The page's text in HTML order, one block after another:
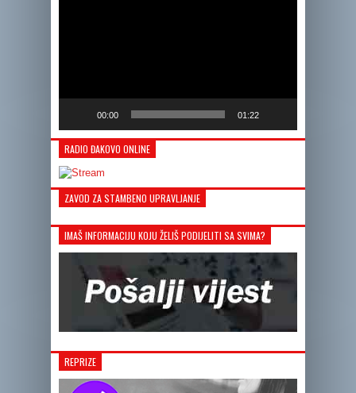
00:00 01:22
RADIO ĐAKOVO ONLINE
ZAVOD ZA STAMBENO UPRAVLJANJE
IMAŠ INFORMACIJU KOJU ŽELIŠ PODIJELITI SA SVIMA?
REPRIZE